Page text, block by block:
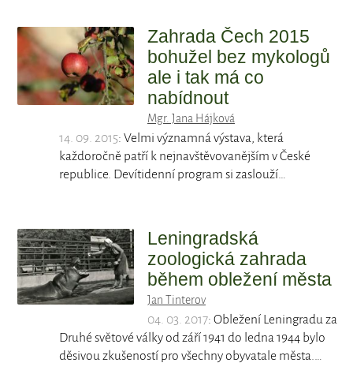
Zahrada Čech 2015
bohužel bez mykologů
ale i tak má co
nabídnout
Mgr. Jana Hájková
14. 09. 2015: Velmi významná výstava, která
každoročně patří k nejnavštěvovanějším v České
republice. Devítidenní program si zaslouží…
Leningradská
zoologická zahrada
během obležení města
Jan Tinterov
04. 03. 2017: Obležení Leningradu za
Druhé světové války od září 1941 do ledna 1944 bylo
děsivou zkušeností pro všechny obyvatale města.…